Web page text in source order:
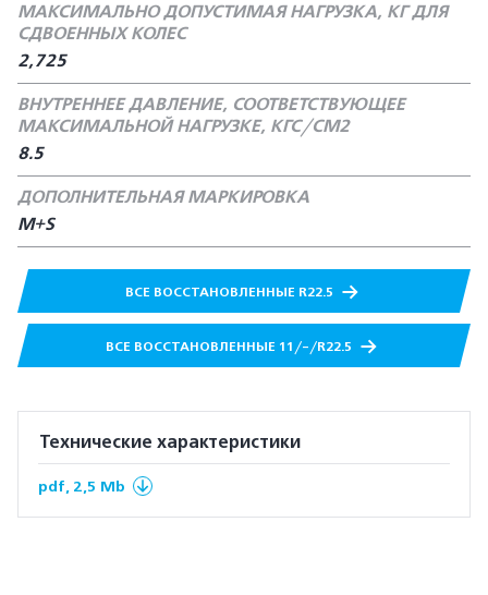
МАКСИМАЛЬНО ДОПУСТИМАЯ НАГРУЗКА, КГ ДЛЯ
СДВОЕННЫХ КОЛЕС
2,725
ВНУТРЕННЕЕ ДАВЛЕНИЕ, СООТВЕТСТВУЮЩЕЕ
МАКСИМАЛЬНОЙ НАГРУЗКЕ, КГС/СМ2
8.5
ДОПОЛНИТЕЛЬНАЯ МАРКИРОВКА
M+S
ВСЕ ВОССТАНОВЛЕННЫЕ R22.5
ВСЕ ВОССТАНОВЛЕННЫЕ 11/-/R22.5
Технические характеристики
pdf, 2,5 Mb